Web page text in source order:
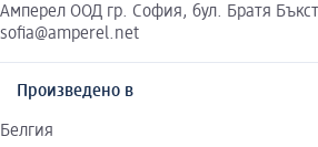
Амперел ООД гр. София, бул. Братя
sofia@amperel.net
Произведено в
Белгия